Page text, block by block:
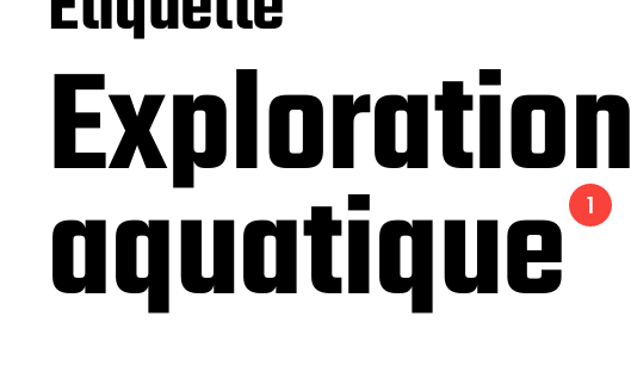
Exploration
aquatique1